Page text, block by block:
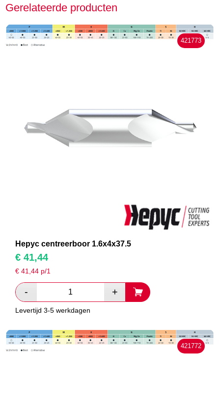
Gerelateerde producten
421773
Hepyc centreerboor 1.6x4x37.5
€ 41,44
€41,44 p/1
Levertijd 3-5 werkdagen
421772